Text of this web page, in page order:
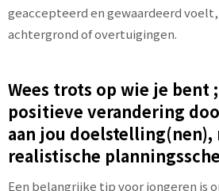
geaccepteerd en gewaardeerd
achtergrond of overtuigingen.
Wees trots op wie je bent
positieve verandering
aan jou doelstelling(nen),
realistische
Een belangrijke tip voor jongeren is